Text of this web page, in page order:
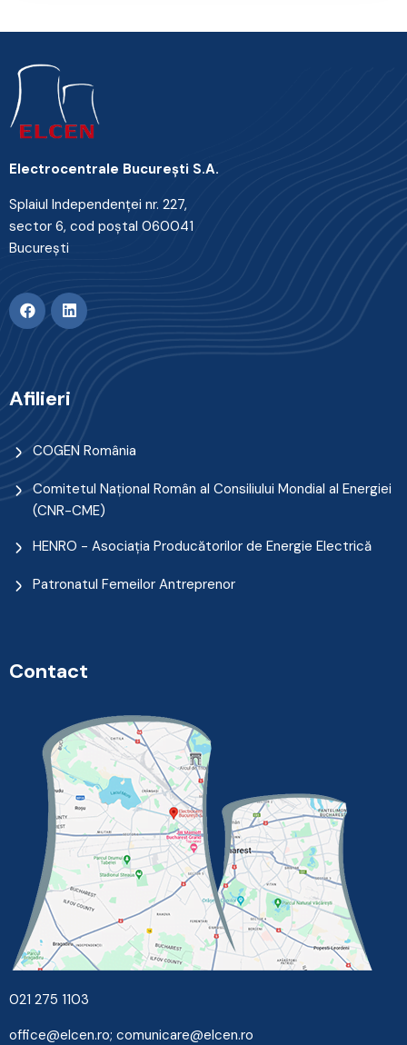
Electrocentrale Bucureşti S.A.
Splaiul Independenţei nr. 227,
sector 6, cod poştal 060041
Bucureşti
Afilieri
COGEN România
Comitetul Naţional Român al Consiliului Mondial al Energiei
(CNR-CME)
HENRO - Asociația Producătorilor de Energie Electrică
Patronatul Femeilor Antreprenor
Contact
021 275 1103
office@elcen.ro; comunicare@elcen.ro